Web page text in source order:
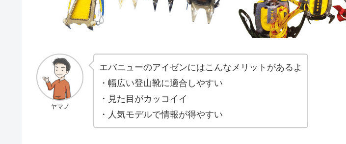
ヤマノ
エバニューのアイゼンにはこんなメリットがあるよ
・幅広い登山靴に適合しやすい
・見た目がカッコイイ
・人気モデルで情報が得やすい